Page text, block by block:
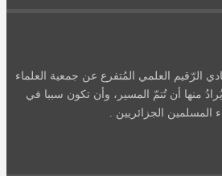
الرّقيم العلمي المُتفرع عن جمعية العلماء
منها أن تُتمّ المسير، وأن تكون سببا في
المسلمين الجزائريين .